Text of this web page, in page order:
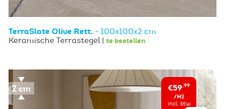
TerraSlate Olive Rett. - 100x100x2 cm
Keramische Terrastegel | te bestellen
€59,99
/M2
incl. btw